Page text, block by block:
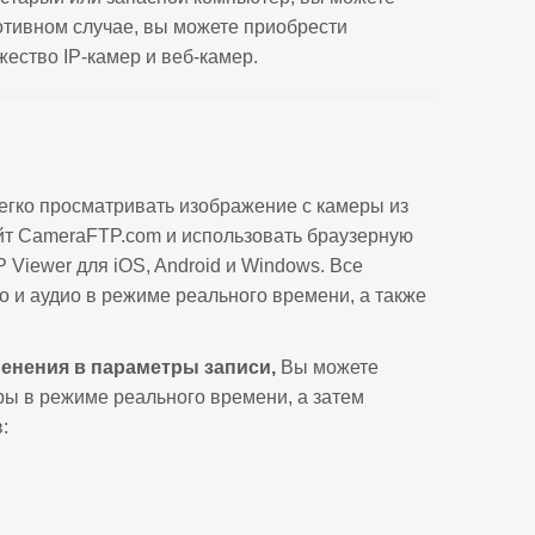
случае, вы можете приобрести
IP-камер и веб-камер.
просматривать изображение с камеры из
и использовать браузерную
для iOS, Android и Windows. Все
аудио в режиме реального времени, а также
в параметры записи, Вы можете
в режиме реального времени, а затем